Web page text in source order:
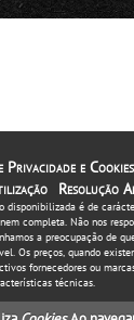
e Cookies
Resolução
disponibilizada é de
completa. Não nos
a preocupação de
Os preços, quando
fornecedores ou
técnicas.